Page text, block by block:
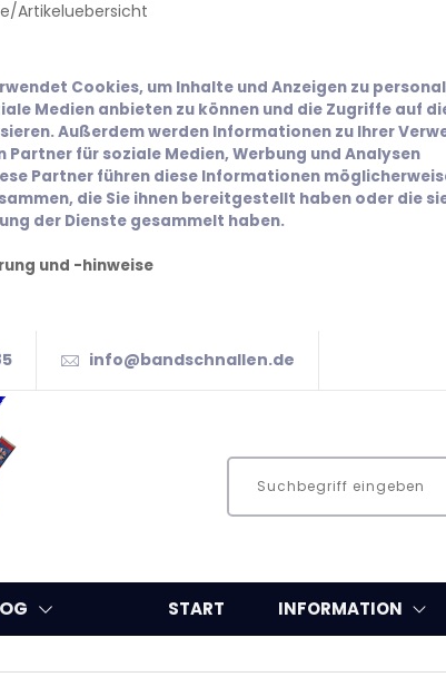
Artikeluebersicht
Cookies, um Inhalte und Anzeigen zu
Medien anbieten zu können und die Zugriffe auf
Außerdem werden Informationen zu Ihrer
Partner für soziale Medien, Werbung und Analysen
Partner führen diese Informationen
die Sie ihnen bereitgestellt haben oder die
der Dienste gesammelt haben.
und -hinweise
info@bandschnallen.de
START INFORMATION